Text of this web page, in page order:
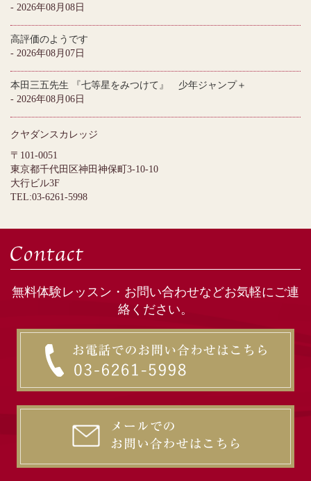
- 2026年08月08日
高評価のようです
- 2026年08月07日
本田三五先生 『七等星をみつけて』 少年ジャンプ＋
- 2026年08月06日
クヤダンスカレッジ
〒101-0051
東京都千代田区神田神保町3-10-10
大行ビル3F
TEL:03-6261-5998
無料体験レッスン・お問い合わせなどお気軽にご連
絡ください。